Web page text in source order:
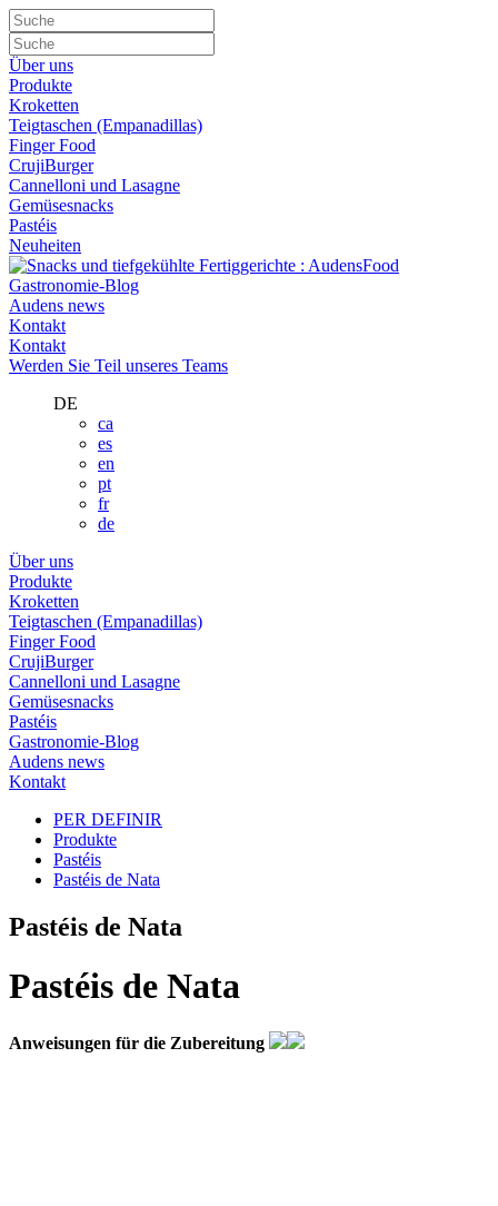
Über uns
Produkte
Kroketten
Teigtaschen (Empanadillas)
Finger Food
CrujiBurger
Cannelloni und Lasagne
Gemüsesnacks
Pastéis
Neuheiten
Gastronomie-Blog
Audens news
Kontakt
Kontakt
Werden Sie Teil unseres Teams
DE
ca
es
en
pt
fr
de
Über uns
Produkte
Kroketten
Teigtaschen (Empanadillas)
Finger Food
CrujiBurger
Cannelloni und Lasagne
Gemüsesnacks
Pastéis
Gastronomie-Blog
Audens news
Kontakt
PER DEFINIR
Produkte
Pastéis
Pastéis de Nata
Pastéis de Nata
Pastéis de Nata
Anweisungen für die Zubereitung